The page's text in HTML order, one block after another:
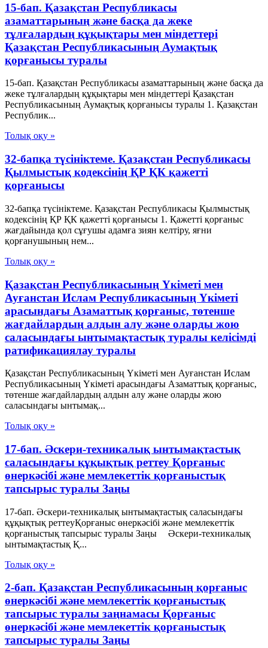
15-бап. Қазақстан Республикасы
азаматтарының және басқа да жеке
тұлғалардың құқықтары мен міндеттері
Қазақстан Республикасының Аумақтық
қорғанысы туралы
15-бап. Қазақстан Республикасы азаматтарының және басқа да
жеке тұлғалардың құқықтары мен міндеттері Қазақстан
Республикасының Аумақтық қорғанысы туралы 1. Қазақстан
Республик...
Толық оқу »
32-бапқа түсініктеме. Қазақстан Республикасы
Қылмыстық кодексінің ҚР ҚК қажетті
қорғанысы
32-бапқа түсініктеме. Қазақстан Республикасы Қылмыстық
кодексінің ҚР ҚК қажетті қорғанысы 1. Қажетті қорғаныс
жағдайында қол сұғушы адамға зиян келтіру, яғни
қорғанушының нем...
Толық оқу »
Қазақстан Республикасының Үкіметі мен
Ауғанстан Ислам Республикасының Үкіметі
арасындағы Азаматтық қорғаныс, төтенше
жағдайлардың алдын алу және оларды жою
саласындағы ынтымақтастық туралы келісімді
ратификациялау туралы
Қазақстан Республикасының Үкіметі мен Ауғанстан Ислам
Республикасының Үкіметі арасындағы Азаматтық қорғаныс,
төтенше жағдайлардың алдын алу және оларды жою
саласындағы ынтымақ...
Толық оқу »
17-бап. Әскери-техникалық ынтымақтастық
саласындағы құқықтық реттеу Қорғаныс
өнеркәсібі және мемлекеттік қорғаныстық
тапсырыс туралы Заңы
17-бап. Әскери-техникалық ынтымақтастық саласындағы
құқықтық реттеуҚорғаныс өнеркәсібі және мемлекеттік
қорғаныстық тапсырыс туралы Заңы Әскери-техникалық
ынтымақтастық Қ...
Толық оқу »
2-бап. Қазақстан Республикасының қорғаныс
өнеркәсібі және мемлекеттік қорғаныстық
тапсырыс туралы заңнамасы Қорғаныс
өнеркәсібі және мемлекеттік қорғаныстық
тапсырыс туралы Заңы